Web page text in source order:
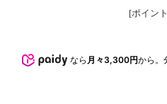
[ポイン
なら 月々3,300円から。